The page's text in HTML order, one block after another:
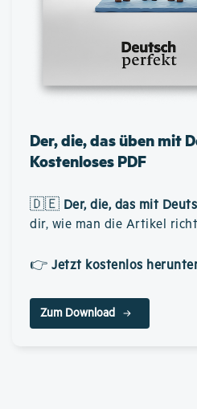
Der, die, das üben mit
Kostenloses PDF
🇩🇪 Der, die, das mit
dir, wie man die Artikel
👉 Jetzt kostenlos
Zum Download